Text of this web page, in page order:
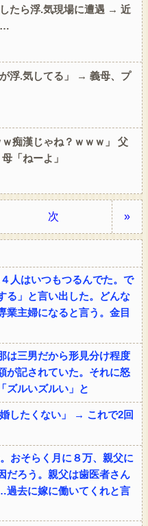
たら浮.気現場に遭遇 → 近
…
浮.気してる」 → 義母、プ
痴漢じゃね？ｗｗｗ」 父
「ねーよ」
次 »
人はいつもつるんでた。で
る」と言い出した。どんな
主婦になると言う。金目
は三男だから形見分け程度
が記されていた。それに怒
ズルいズルい」と
したくない」 → これで2回
おそらく月に８万、親父に
だろう。親父は歯医者さん
過去に嫁に働いてくれと言